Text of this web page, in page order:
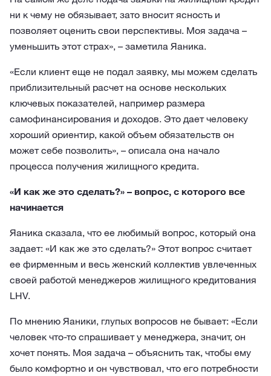
ни к чему не обязывает, зато вносит ясность и
позволяет оценить свои перспективы. Моя задача –
уменьшить этот страх», – заметила Яаника.
«Если клиент еще не подал заявку, мы можем сделать
приблизительный расчет на основе нескольких
ключевых показателей, например размера
самофинансирования и доходов. Это дает человеку
хороший ориентир, какой объем обязательств он
может себе позволить», – описала она начало
процесса получения жилищного кредита.
«И как же это сделать?» – вопрос, с которого все
начинается
Яаника сказала, что ее любимый вопрос, который она
задает: «И как же это сделать?» Этот вопрос считает
ее фирменным и весь женский коллектив увлеченных
своей работой менеджеров жилищного кредитования
LHV.
По мнению Яаники, глупых вопросов не бывает: «Если
человек что-то спрашивает у менеджера, значит, он
хочет понять. Моя задача – объяснить так, чтобы ему
было комфортно и он чувствовал, что его потребности